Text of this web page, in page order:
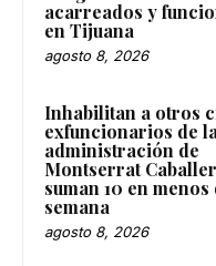
acarreados y
en Tijuana
agosto 8, 2026
Inhabilitan a otros
exfuncionarios de
administración de
Montserrat
suman 10 en menos
semana
agosto 8, 2026